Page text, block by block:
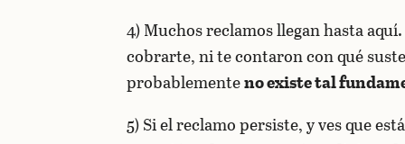
4) Muchos reclamos llegan hasta
cobrarte, ni te contaron con qué
probablementeno existe tal
5) Si el reclamo persiste, y ves que